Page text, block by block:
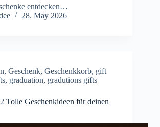
entdecken…
28. May 2026
, Geschenk, Geschenkkorb, gift
, graduation, gradutions gifts
Tolle Geschenkideen für deinen